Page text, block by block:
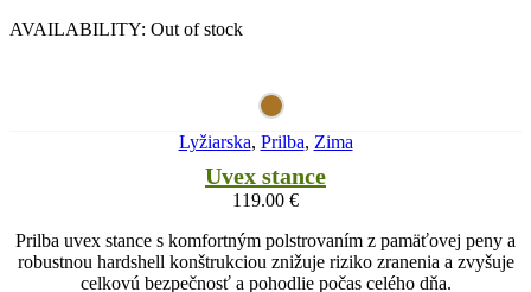
AVAILABILITY: Out of stock
Lyžiarska, Prilba, Zima
Uvex stance
119.00 €
Prilba uvex stance s komfortným polstrovaním z pamäťovej peny a
robustnou hardshell konštrukciou znižuje riziko zranenia a zvyšuje
celkovú bezpečnosť a pohodlie počas celého dňa.